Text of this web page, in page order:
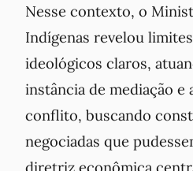
Nesse contexto, o
Indígenas revelou
ideológicos claros,
instância de mediação e
conflito, buscando
negociadas que
diretriz econômica